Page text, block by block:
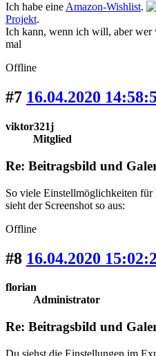
Ich habe eine Amazon-Wishlist.
Projekt.
Ich kann, wenn ich will, aber wer
mal
Offline
#7 16.04.2020
viktor321j
Mitglied
Re: Beitragsbild und
So viele Einstellmöglichkeiten
sieht der Screenshot so aus:
Offline
#8 16.04.2020
florian
Administrator
Re: Beitragsbild und
Du siehst die Einstellungen im